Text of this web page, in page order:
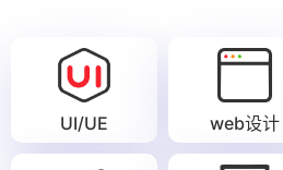
UI/UE web设计